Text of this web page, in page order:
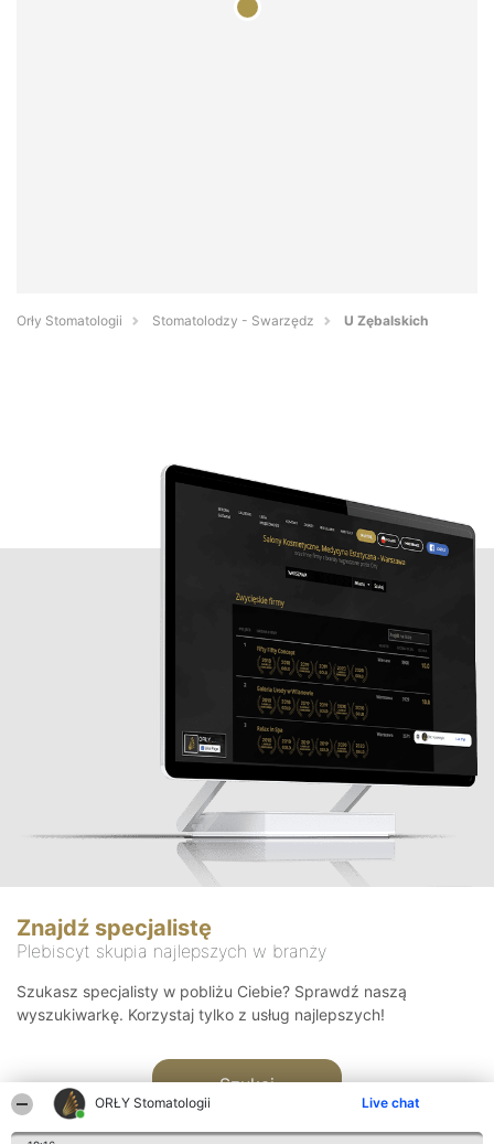
ORŁY Stomatologii Live chat
Orły Stomatologii Stomatolodzy - Swarzędz U Zębalskich
Znajdź specjalistę
Plebiscyt skupia najlepszych w branży
Szukasz specjalisty w pobliżu Ciebie? Sprawdź naszą
wyszukiwarkę. Korzystaj tylko z usług najlepszych!
Szukaj